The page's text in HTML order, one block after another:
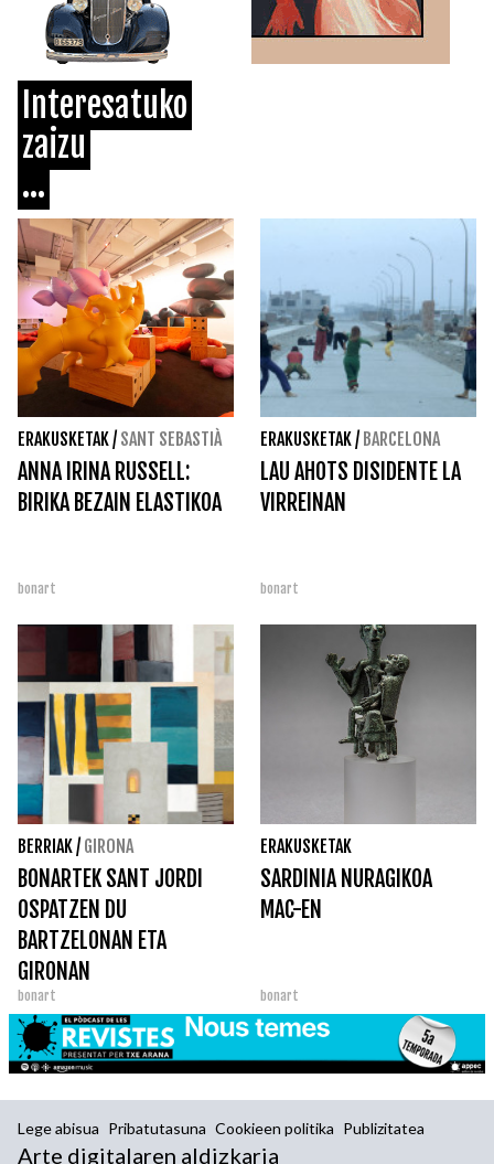
Interesatuko
zaizu
...
ERAKUSKETAK/ SANT SEBASTIÀ
ANNA IRINA RUSSELL:
BIRIKA BEZAIN ELASTIKOA
bonart
ERAKUSKETAK/ BARCELONA
LAU AHOTS DISIDENTE LA
VIRREINAN
bonart
BERRIAK/ GIRONA
BONARTEK SANT JORDI
OSPATZEN DU
BARTZELONAN ETA
GIRONAN
bonart
ERAKUSKETAK
SARDINIA NURAGIKOA
MAC-EN
bonart
Lege abisua Pribatutasuna Cookieen politika Publizitatea
Arte digitalaren aldizkaria